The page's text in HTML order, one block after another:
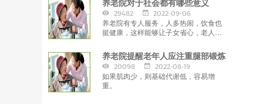
养老院对于社会都有哪些意义
29482 2022-09-06
养老院有专人服务，人多热闹，饮食也
挺健康，这样能够让子女省心，老人安
养老院提醒老年人应注重腿部锻炼
20098 2022-08-19
如果肌肉少，则基础代谢低，容易增
重。